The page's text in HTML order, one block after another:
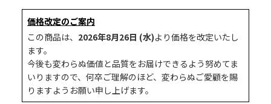
価格改定のご案内
この商品は、 2026年8月26日 (水)より価格を改定いたし
ます。
今後も変わらぬ価値と品質をお届けできるよう努めてま
いりますので、何卒ご理解のほど、変わらぬご愛顧を賜
りますようお願い申し上げます。